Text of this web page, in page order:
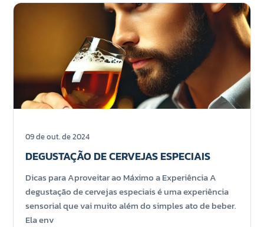
09 de out. de 2024
DEGUSTAÇÃO DE CERVEJAS ESPECIAIS
Dicas para Aproveitar ao Máximo a Experiência A
degustação de cervejas especiais é uma experiência
sensorial que vai muito além do simples ato de beber.
Ela env